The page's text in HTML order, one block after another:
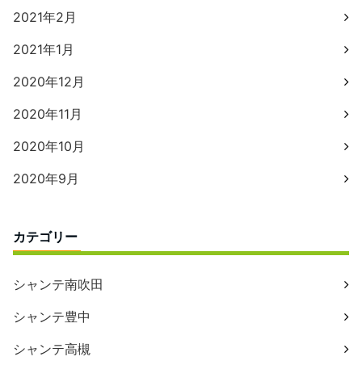
2021年2月
2021年1月
2020年12月
2020年11月
2020年10月
2020年9月
カテゴリー
シャンテ南吹田
シャンテ豊中
シャンテ高槻